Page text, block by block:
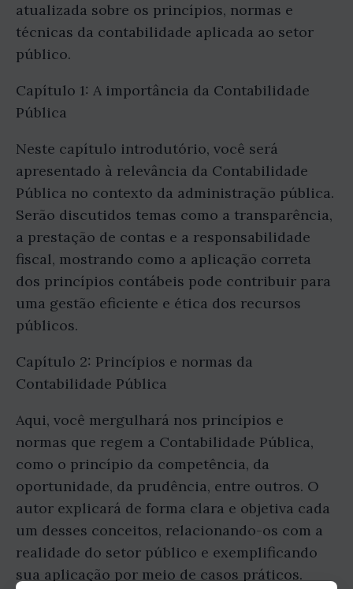
atualizada sobre os princípios, normas e
técnicas da contabilidade aplicada ao setor
público.
Capítulo 1: A importância da Contabilidade
Pública
Neste capítulo introdutório, você será
apresentado à relevância da Contabilidade
Pública no contexto da administração pública.
Serão discutidos temas como a transparência,
a prestação de contas e a responsabilidade
fiscal, mostrando como a aplicação correta
dos princípios contábeis pode contribuir para
uma gestão eficiente e ética dos recursos
públicos.
Capítulo 2: Princípios e normas da
Contabilidade Pública
Aqui, você mergulhará nos princípios e
normas que regem a Contabilidade Pública,
como o princípio da competência, da
oportunidade, da prudência, entre outros. O
autor explicará de forma clara e objetiva cada
um desses conceitos, relacionando-os com a
realidade do setor público e exemplificando
sua aplicação por meio de casos práticos.